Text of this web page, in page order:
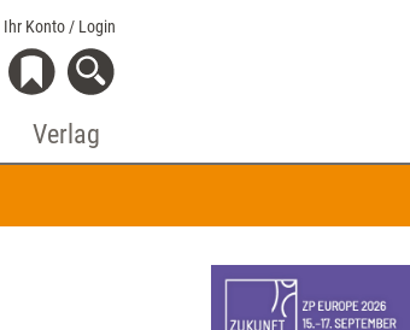
Ihr Konto / Login
Verlag